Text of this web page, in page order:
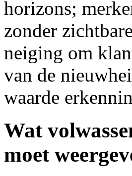
horizons;
zonder
neiging om
van de
waarde
Wat
moet